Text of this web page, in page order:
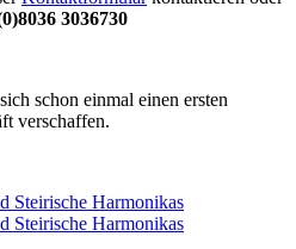
3036730
schon einmal einen ersten
verschaffen.